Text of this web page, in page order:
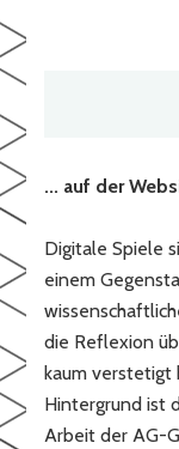
... auf der
Digitale Spiele
einem
die Reflexion
kaum verstetigt
Hintergrund ist
Arbeit der AG-